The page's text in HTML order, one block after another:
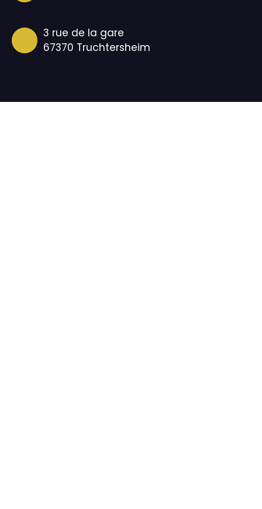
3 rue de la gare
67370 Truchtersheim